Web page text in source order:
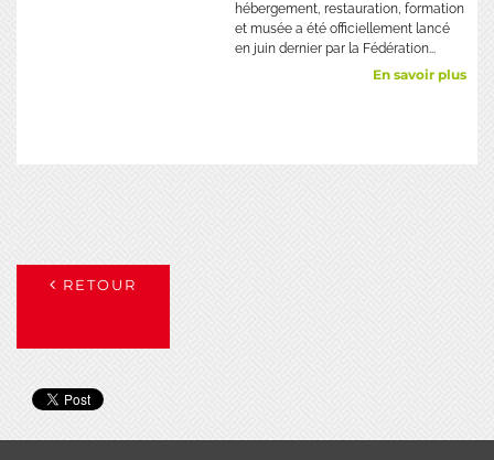
hébergement, restauration, formation
et musée a été officiellement lancé
en juin dernier par la Fédération...
En savoir plus
RETOUR